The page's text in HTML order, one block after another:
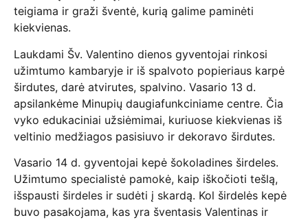
teigiama ir graži šventė, kurią galime paminėti
kiekvienas.
Laukdami Šv. Valentino dienos gyventojai rinkosi
užimtumo kambaryje ir iš spalvoto popieriaus karpė
širdutes, darė atvirutes, spalvino. Vasario 13 d.
apsilankėme Minupių daugiafunkciniame centre. Čia
vyko edukaciniai užsiėmimai, kuriuose kiekvienas iš
veltinio medžiagos pasisiuvo ir dekoravo širdutes.
Vasario 14 d. gyventojai kepė šokoladines širdeles.
Užimtumo specialistė pamokė, kaip iškočioti tešlą,
išspausti širdeles ir sudėti į skardą. Kol širdelės kepė
buvo pasakojama, kas yra šventasis Valentinas ir